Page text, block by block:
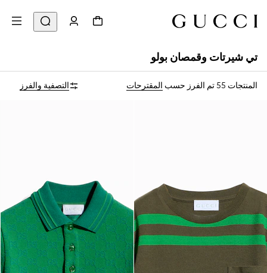
تي شيرتات وقمصان بولو
المنتجات 55 تم الفرز حسب المقترحات التصفية والفرز